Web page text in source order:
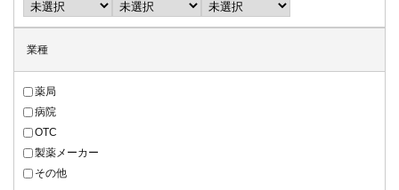
業種
薬局
病院
OTC
製薬メーカー
その他